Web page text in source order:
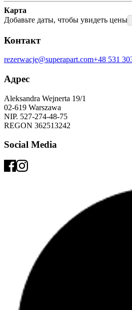
Карта
Добавьте даты, чтобы увидеть цены
Контакт
rezerwacje@superapart.com+48 531
Адрес
Aleksandra Wejnerta 19/1
02-619 Warszawa
NIP. 527-274-48-75
REGON 362513242
Social Media